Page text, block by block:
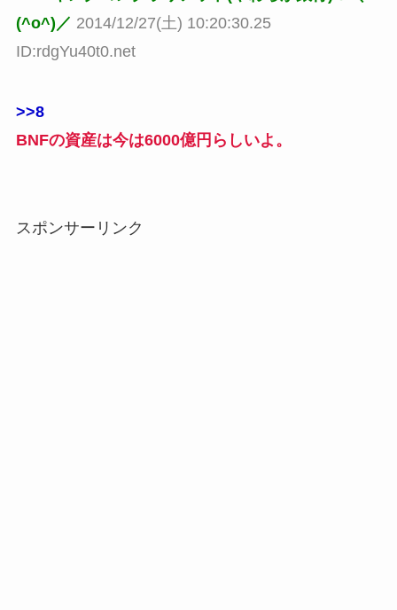
(^o^)／ 2014/12/27(土) 10:20:30.25
ID:rdgYu40t0.net
>>8
BNFの資産は今は6000億円らしいよ。
スポンサーリンク